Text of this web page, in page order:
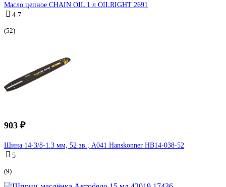
Масло цепное CHAIN OIL 1 л OILRIGHT 2691
4.7
(52)
903 ₽
Шина 14-3/8-1.3 мм, 52 зв., А041 Hanskonner HB14-038-52
5
(9)